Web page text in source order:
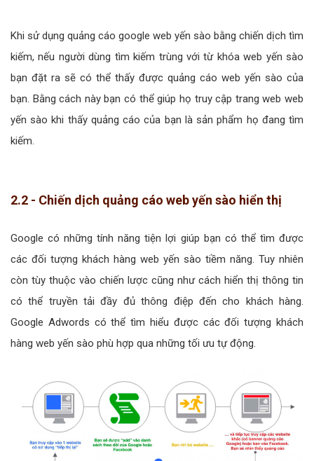
Khi sử dụng quảng cáo google web yến sào bằng chiến dịch tìm
kiếm, nếu người dùng tìm kiếm trùng với từ khóa web yến sào
bạn đặt ra sẽ có thể thấy được quảng cáo web yến sào của
bạn. Bằng cách này bạn có thể giúp họ truy cập trang web web
yến sào khi thấy quảng cáo của bạn là sản phẩm họ đang tìm
kiếm.
2.2 - Chiến dịch quảng cáo web yến sào hiển thị
Google có những tính năng tiện lợi giúp bạn có thể tìm được
các đối tượng khách hàng web yến sào tiềm năng. Tuy nhiên
còn tùy thuộc vào chiến lược cũng như cách hiển thị thông tin
có thể truyền tải đầy đủ thông điệp đến cho khách hàng.
Google Adwords có thể tìm hiểu được các đối tượng khách
hàng web yến sào phù hợp qua những tối ưu tự động.